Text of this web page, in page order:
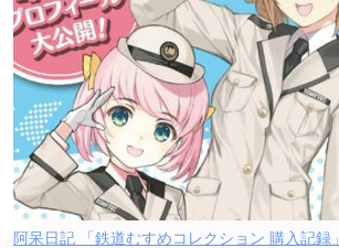
阿呆日記 「鉄道むすめコレクション 購入記録」